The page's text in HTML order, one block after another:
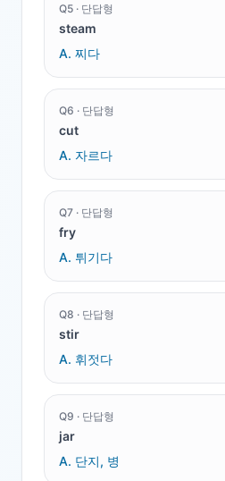
Q5 · 단답형
steam
A. 찌다
Q6 · 단답형
cut
A. 자르다
Q7 · 단답형
fry
A. 튀기다
Q8 · 단답형
stir
A. 휘젓다
Q9 · 단답형
jar
A. 단지, 병